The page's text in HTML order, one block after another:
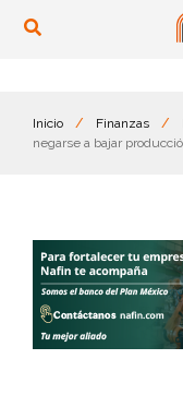
Inicio / Finanzas /
negarse a bajar